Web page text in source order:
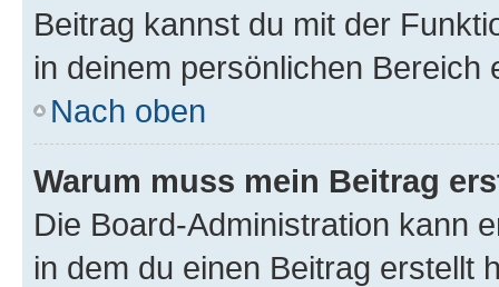
Beitrag kannst du mit der
in deinem persönlichen Bereich
Nach oben
Warum muss mein Beitrag
Die Board-Administration kann
in dem du einen Beitrag erstellt